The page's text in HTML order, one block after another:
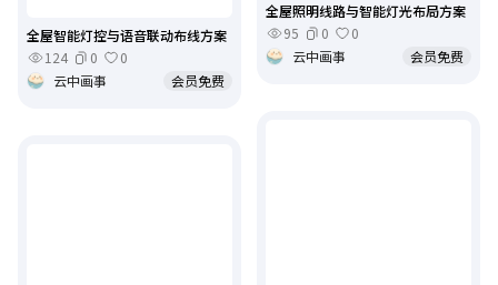
全屋智能灯控与语音联动布线方案
124
0
0
云中画事
会员免费
全屋照明线路与智能灯光布局方案
95
0
0
云中画事
会员免费